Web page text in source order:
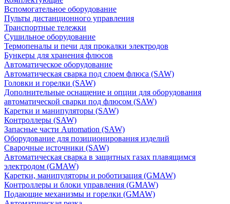
Вспомогательное оборудование
Пульты дистанционного управления
Транспортные тележки
Сушильное оборудование
Термопеналы и печи для прокалки электродов
Бункеры для хранения флюсов
Автоматическое оборудование
Автоматическая сварка под слоем флюса (SAW)
Головки и горелки (SAW)
Дополнительные оснащение и опции для оборудования
автоматической сварки под флюсом (SAW)
Каретки и манипуляторы (SAW)
Контроллеры (SAW)
Запасные части Automation (SAW)
Оборудование для позиционирования изделий
Сварочные источники (SAW)
Автоматическая сварка в защитных газах плавящимся
электродом (GMAW)
Каретки, манипуляторы и роботизация (GMAW)
Контроллеры и блоки управления (GMAW)
Подающие механизмы и горелки (GMAW)